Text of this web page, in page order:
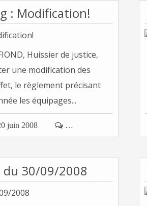
: Modification!
Huissier de justice,
une modification des
le règlement précisant
les équipages...
juin 2008  …
du 30/09/2008